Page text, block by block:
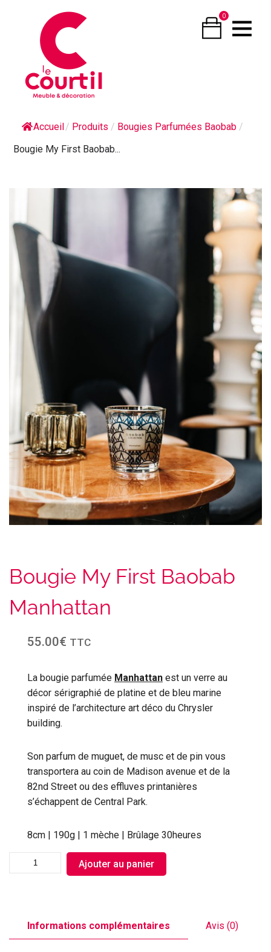
0
Accueil/ Produits / Bougies Parfumées Baobab /
Bougie My First Baobab...
Bougie My First Baobab
Manhattan
55.00€ TTC
La bougie parfumée Manhattan est un verre au
décor sérigraphié de platine et de bleu marine
inspiré de l’architecture art déco du Chrysler
building.
Son parfum de muguet, de musc et de pin vous
transportera au coin de Madison avenue et de la
82nd Street ou des effluves printanières
s’échappent de Central Park.
8cm | 190g | 1 mèche | Brûlage 30heures
Ajouter au panier
Informations complémentaires Avis (0)